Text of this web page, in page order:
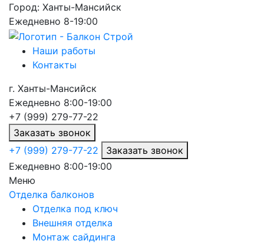
Город: Ханты-Мансийск
Ежедневно 8-19:00
Наши работы
Контакты
г. Ханты-Мансийск
Ежедневно 8:00-19:00
+7 (999) 279-77-22
Заказать звонок
+7 (999) 279-77-22
Заказать звонок
Ежедневно 8:00-19:00
Меню
Отделка балконов
Отделка под ключ
Внешняя отделка
Монтаж сайдинга